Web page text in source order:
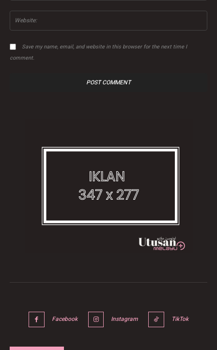
Save my name, email, and website in this browser for the next time I
comment.
Facebook Instagram TikTok